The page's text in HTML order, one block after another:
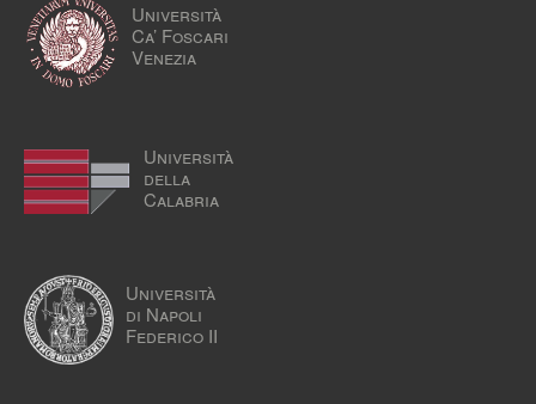
Università
Ca’ Foscari
Venezia
Università
della
Calabria
Università
di Napoli
Federico II